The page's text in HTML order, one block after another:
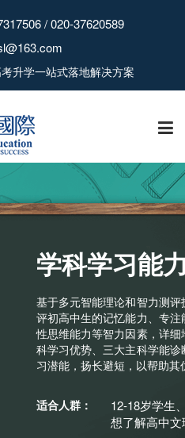
/ 020-37620589
升学一站式落地解决方案
学科学习能
基于多元智能理论和智力测
评初高中生的记忆能力、专
性思维能力等智力因素，详
科学习优势、三大主科学能
习潜能，扬长避短，以帮助
适合人群：
12-18岁学生
想了解高中